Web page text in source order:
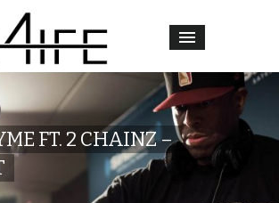
FT. 2 CHAINZ –